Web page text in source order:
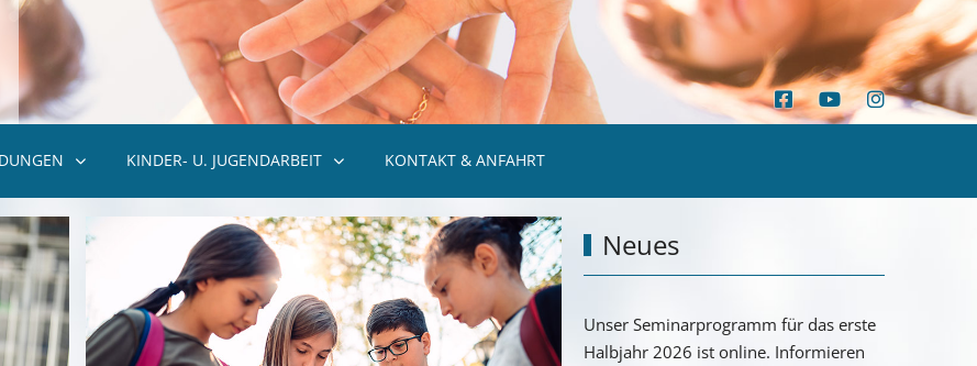
KINDER- U. JUGENDARBEIT KONTAKT & ANFAHRT
Neues
Unser Seminarprogramm für das erste
Halbjahr 2026 ist online. Informieren